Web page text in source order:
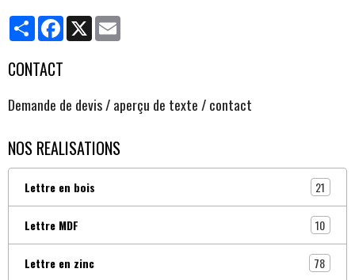
PartagerFacebook
X
CONTACT
Demande de devis / aperçu de texte / contact
NOS REALISATIONS
Lettre en bois 21
Lettre MDF 10
Lettre en zinc 78